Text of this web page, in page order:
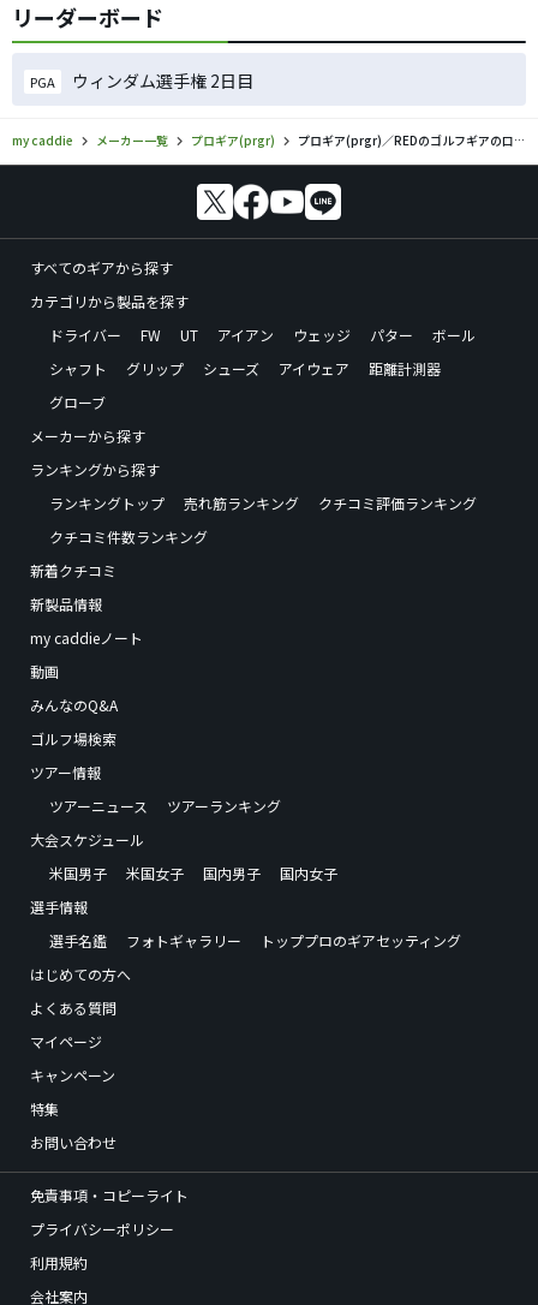
リーダーボード
PGA ウィンダム選手権 2日目
my caddie メーカー一覧 プロギア(prgr) プロギア(prgr)／REDのゴルフギアの口コミ評価
すべてのギアから探す
カテゴリから製品を探す
ドライバー
FW UT アイアン ウェッジ パター
ボール
シャフト
グリップ シューズ アイウェア
距離計測器
グローブ
メーカーから探す
ランキングから探す
ランキングトップ
売れ筋ランキング
クチコミ評価ランキング
クチコミ件数ランキング
新着クチコミ
新製品情報
my caddieノート
動画
みんなのQ&A
ゴルフ場検索
ツアー情報
ツアーニュース
ツアーランキング
大会スケジュール
米国男子
米国女子 国内男子
国内女子
選手情報
選手名鑑
フォトギャラリー
トッププロのギアセッティング
はじめての方へ
よくある質問
マイページ
キャンペーン
特集
お問い合わせ
免責事項・コピーライト
プライバシーポリシー
利用規約
会社案内